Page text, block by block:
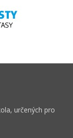
určených pro